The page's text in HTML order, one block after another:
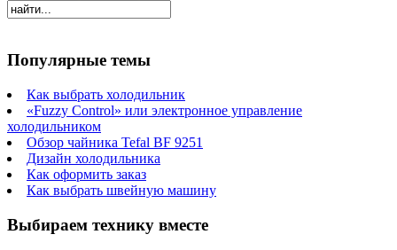
Популярные темы
Как выбрать холодильник
«Fuzzy Control» или электронное управление
холодильником
Обзор чайника Tefal BF 9251
Дизайн холодильника
Как оформить заказ
Как выбрать швейную машину
Выбираем технику вместе